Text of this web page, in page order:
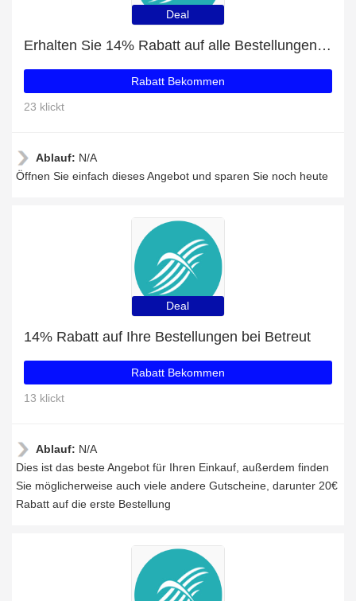
Deal
Erhalten Sie 14% Rabatt auf alle Bestellungen bei Betreut
Rabatt Bekommen
23 klickt
Ablauf: N/A
Öffnen Sie einfach dieses Angebot und sparen Sie noch heute
Deal
14% Rabatt auf Ihre Bestellungen bei Betreut
Rabatt Bekommen
13 klickt
Ablauf: N/A
Dies ist das beste Angebot für Ihren Einkauf, außerdem finden
Sie möglicherweise auch viele andere Gutscheine, darunter 20€
Rabatt auf die erste Bestellung